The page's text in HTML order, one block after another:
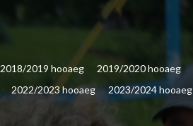
2018/2019 hooaeg 2019/2020 hooaeg
2022/2023 hooaeg 2023/2024 hooaeg